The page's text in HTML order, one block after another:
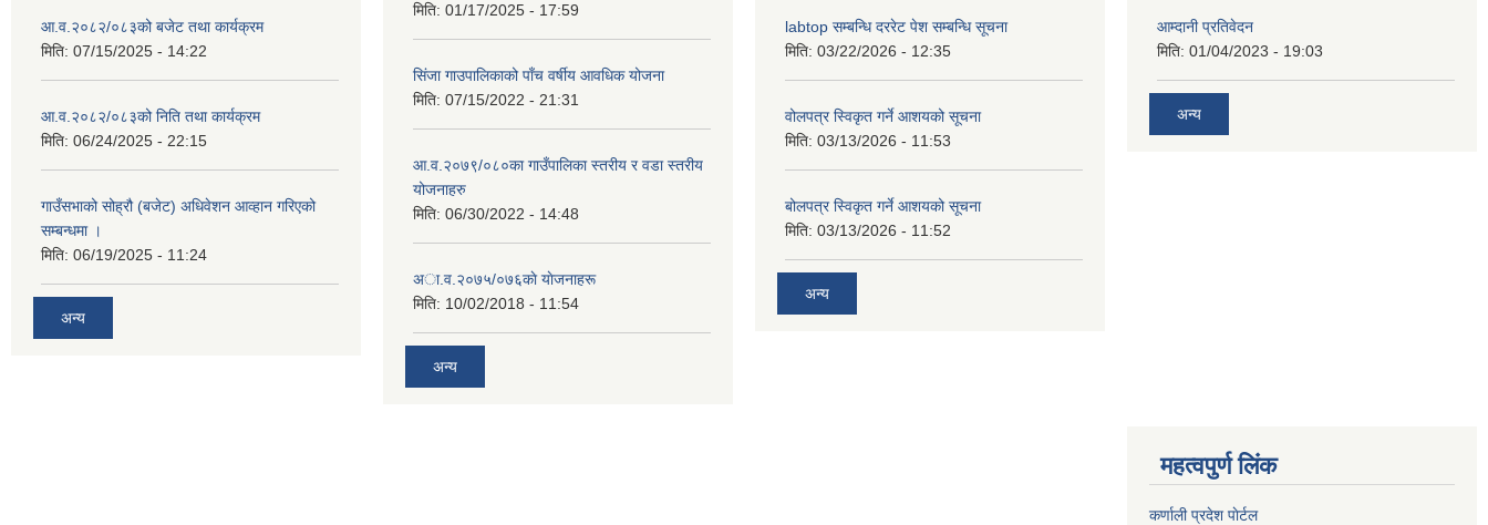
आ.व.२०८२/०८३को बजेट तथा कार्यक्रम
मिति: 07/15/2025 - 14:22
आ.व.२०८२/०८३को निति तथा कार्यक्रम
मिति: 06/24/2025 - 22:15
गाउँसभाको सोह्रौ (बजेट) अधिवेशन आव्हान गरिएको
सम्बन्धमा ।
मिति: 06/19/2025 - 11:24
अन्य
मिति: 01/17/2025 - 17:59
सिंजा गाउपालिकाको पाँच वर्षीय आवधिक योजना
मिति: 07/15/2022 - 21:31
आ.व.२०७९/०८०का गाउँपालिका स्तरीय र वडा स्तरीय
योजनाहरु
मिति: 06/30/2022 - 14:48
अा‍‍.व.२०७५/०७६काे याेजनाहरू
मिति: 10/02/2018 - 11:54
अन्य
labtop सम्बन्धि दररेट पेश सम्बन्धि सूचना
मिति: 03/22/2026 - 12:35
वोलपत्र स्विकृत गर्ने आशयको सूचना
मिति: 03/13/2026 - 11:53
बोलपत्र स्विकृत गर्ने आशयको सूचना
मिति: 03/13/2026 - 11:52
अन्य
आम्दानी प्रतिवेदन
मिति: 01/04/2023 - 19:03
अन्य
महत्वपुर्ण लिंक
कर्णाली प्रदेश पाेर्टल